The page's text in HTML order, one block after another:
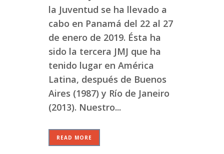
la Juventud se ha llevado a
cabo en Panamá del 22 al 27
de enero de 2019.​ Ésta ha
sido la tercera JMJ que ha
tenido lugar en América
Latina, después de Buenos
Aires (1987) y Río de Janeiro
(2013). Nuestro...
READ MORE